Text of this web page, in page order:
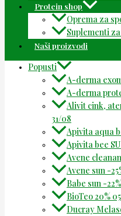
Protein shop
Oprema za
Suplementi
Naši proizvodi
Popusti
A-derma
A-derma
Alivit cink,
31/08
Apivita aqua
Apivita bee
Avene
Avene sun -
Babe sun -
BioTeo 20%
Ducray